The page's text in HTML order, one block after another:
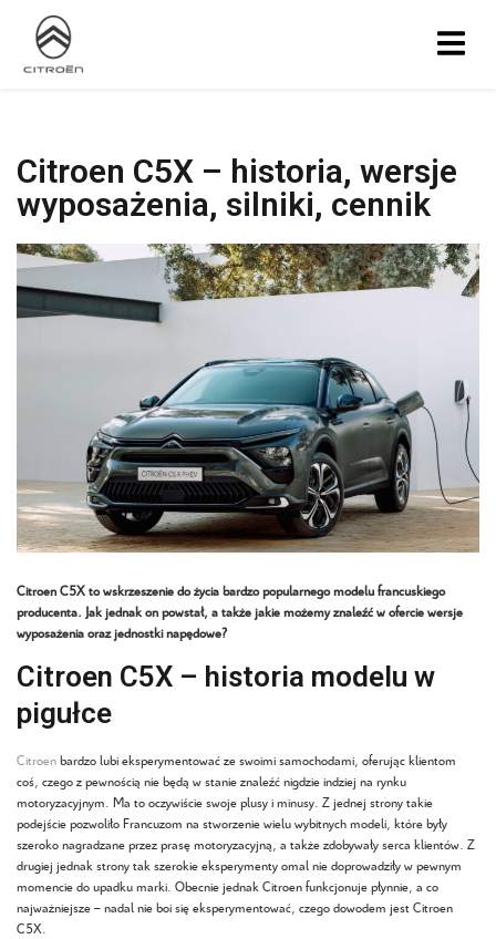
Citroen C5X – historia, wersje
wyposażenia, silniki, cennik
Citroen C5X to wskrzeszenie do życia bardzo popularnego modelu francuskiego
producenta. Jak jednak on powstał, a także jakie możemy znaleźć w ofercie wersje
wyposażenia oraz jednostki napędowe?
Citroen C5X – historia modelu w
pigułce
Citroenbardzo lubi eksperymentować ze swoimi samochodami, oferując klientom
coś, czego z pewnością nie będą w stanie znaleźć nigdzie indziej na rynku
motoryzacyjnym. Ma to oczywiście swoje plusy i minusy. Z jednej strony takie
podejście pozwoliło Francuzom na stworzenie wielu wybitnych modeli, które były
szeroko nagradzane przez prasę motoryzacyjną, a także zdobywały serca klientów. Z
drugiej jednak strony tak szerokie eksperymenty omal nie doprowadziły w pewnym
momencie do upadku marki. Obecnie jednak Citroen funkcjonuje płynnie, a co
najważniejsze – nadal nie boi się eksperymentować, czego dowodem jest Citroen
C5X.